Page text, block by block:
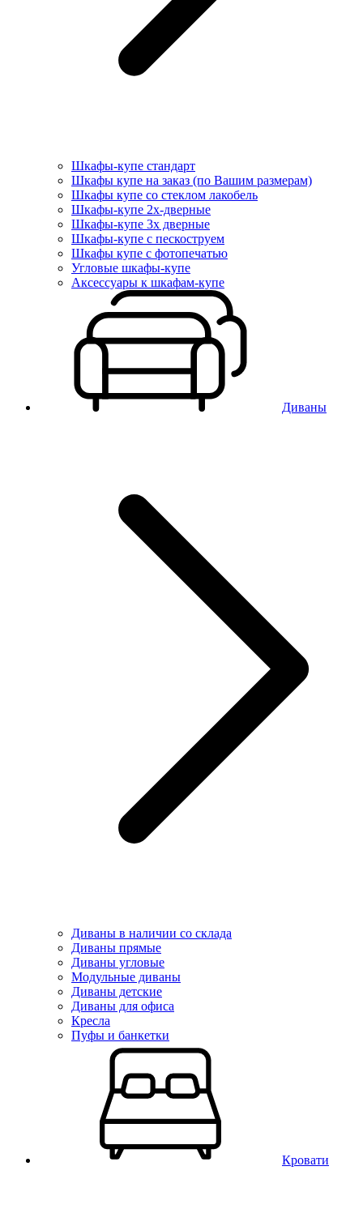
Шкафы-купе стандарт
Шкафы купе на заказ (по Вашим размерам)
Шкафы купе со стеклом лакобель
Шкафы-купе 2х-дверные
Шкафы-купе 3х дверные
Шкафы-купе с пескоструем
Шкафы купе с фотопечатью
Угловые шкафы-купе
Аксессуары к шкафам-купе
Диваны
Диваны в наличии со склада
Диваны прямые
Диваны угловые
Модульные диваны
Диваны детские
Диваны для офиса
Кресла
Пуфы и банкетки
Кровати